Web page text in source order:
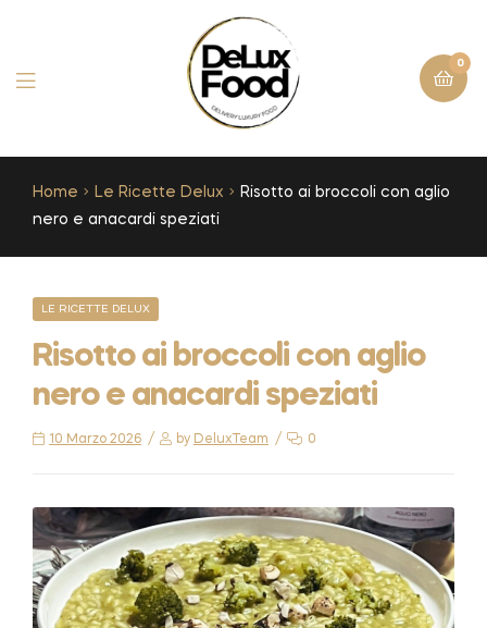
0
Home Le Ricette Delux
Risotto ai broccoli con aglio
nero e anacardi speziati
LE RICETTE DELUX
Risotto ai broccoli con aglio
nero e anacardi speziati
10 Marzo 2026 by DeluxTeam 0